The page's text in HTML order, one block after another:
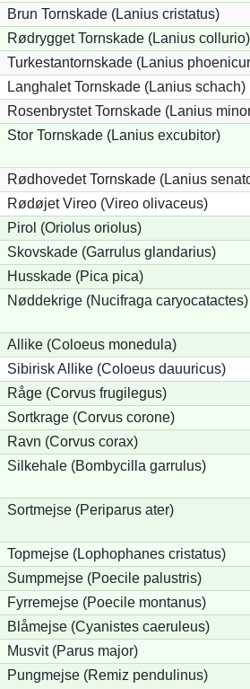
Brun Tornskade (Lanius cristatus)
Rødrygget Tornskade (Lanius collurio)
Turkestantornskade (Lanius
Langhalet Tornskade (Lanius schach)
Rosenbrystet Tornskade (Lanius
Stor Tornskade (Lanius excubitor)
Rødhovedet Tornskade (Lanius
Rødøjet Vireo (Vireo olivaceus)
Pirol (Oriolus oriolus)
Skovskade (Garrulus glandarius)
Husskade (Pica pica)
Nøddekrige (Nucifraga caryocatactes)
Allike (Coloeus monedula)
Sibirisk Allike (Coloeus dauuricus)
Råge (Corvus frugilegus)
Sortkrage (Corvus corone)
Ravn (Corvus corax)
Silkehale (Bombycilla garrulus)
Sortmejse (Periparus ater)
Topmejse (Lophophanes cristatus)
Sumpmejse (Poecile palustris)
Fyrremejse (Poecile montanus)
Blåmejse (Cyanistes caeruleus)
Musvit (Parus major)
Pungmejse (Remiz pendulinus)